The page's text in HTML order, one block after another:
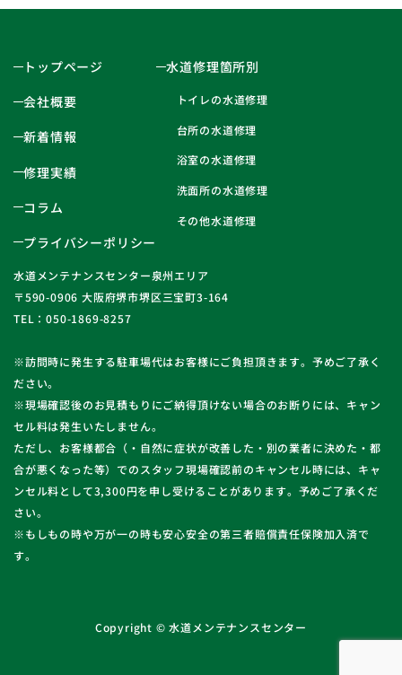
トップページ
会社概要
新着情報
修理実績
コラム
プライバシーポリシー
水道修理箇所別
トイレの水道修理
台所の水道修理
浴室の水道修理
洗面所の水道修理
その他水道修理
水道メンテナンスセンター泉州エリア
〒590-0906 大阪府堺市堺区三宝町3-164
TEL：050-1869-8257
※訪問時に発生する駐車場代はお客様にご負担頂きます。予めご了承く
ださい。
※現場確認後のお見積もりにご納得頂けない場合のお断りには、キャン
セル料は発生いたしません。
ただし、お客様都合（・自然に症状が改善した・別の業者に決めた・都
合が悪くなった等）でのスタッフ現場確認前のキャンセル時には、キャ
ンセル料として3,300円を申し受けることがあります。予めご了承くだ
さい。
※もしもの時や万が一の時も安心安全の第三者賠償責任保険加入済で
す。
Copyright © 水道メンテナンスセンター